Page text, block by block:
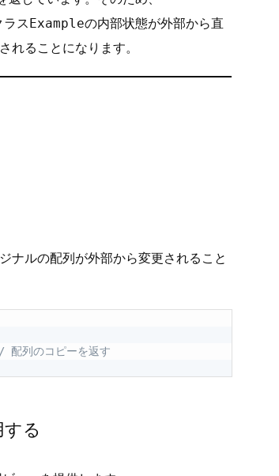
ス Exampleの内部状態が外部から直
れることになります。
ナルの配列が外部から変更されること
配列のコピーを返す
る